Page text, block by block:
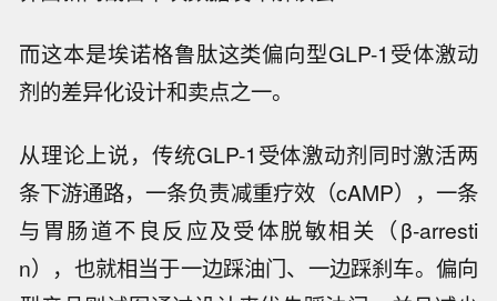
界面新闻截自本次数据发布解读会
而这本是埃诺格鲁肽这类偏向型GLP-1受体激动